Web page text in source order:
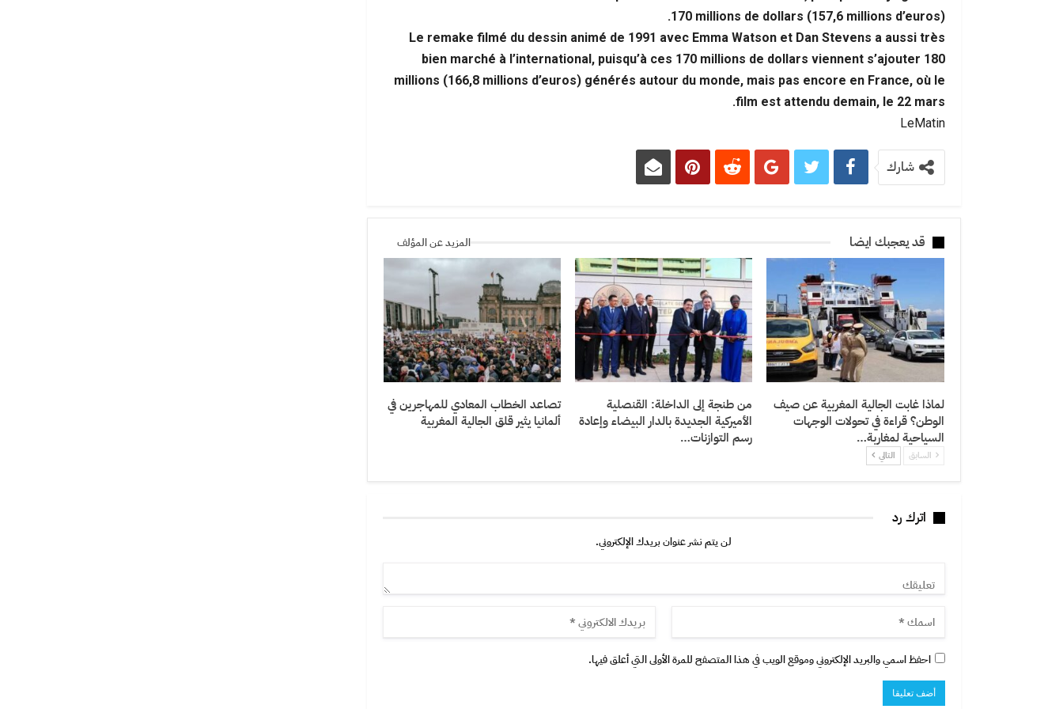
170 millions de dollars (157,6 millions d’euros).
Le remake filmé du dessin animé de 1991 avec Emma Watson et Dan Stevens a aussi très
bien marché à l’international, puisqu’à ces 170 millions de dollars viennent s’ajouter 180
millions (166,8 millions d’euros) générés autour du monde, mais pas encore en France, où le
film est attendu demain, le 22 mars.
LeMatin
شارك
قد يعجبك ايضا المزيد عن المؤلف
لماذا غابت الجالية المغربية عن صيف
الوطن؟ قراءة في تحولات الوجهات
السياحية لمغاربة…
من طنجة إلى الداخلة: القنصلية
الأميركية الجديدة بالدار البيضاء وإعادة
رسم التوازنات…
تصاعد الخطاب المعادي للمهاجرين في
ألمانيا يثير قلق الجالية المغربية
السابق التالي
اترك رد
لن يتم نشر عنوان بريدك الإلكتروني.
احفظ اسمي والبريد الإلكتروني وموقع الويب في هذا المتصفح للمرة الأولى التي أعلق فيها.